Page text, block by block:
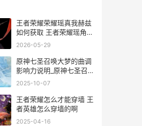
王者荣耀荣耀瑶真我赫兹
如何获取 王者荣耀瑶角色
介绍
2026-05-29
原神七圣召唤大梦的曲调
影响力说明_原神七圣召唤
大梦的曲调永发策略 原神
10
2025-10-07
王者荣耀怎么才能穿墙 王
者英雄怎么穿墙的啊
2025-04-16